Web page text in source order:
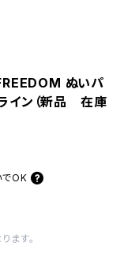
ぬいパ
ライン（新品 在庫
でOK
ます。